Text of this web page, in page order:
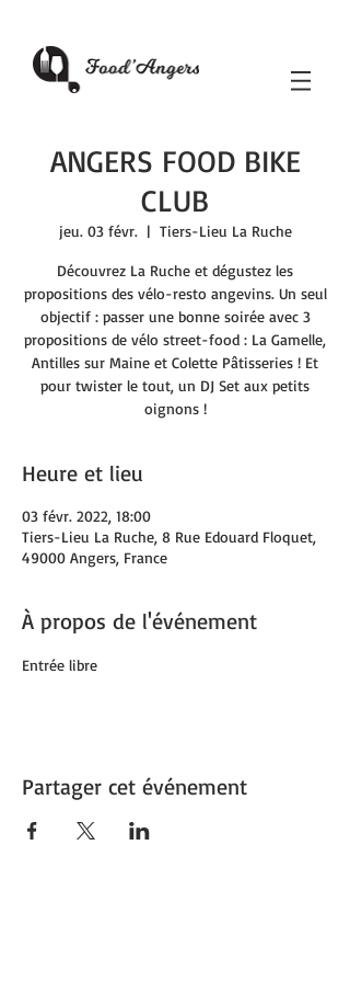
ANGERS FOOD BIKE
CLUB
jeu. 03 févr.
  |
Tiers-Lieu La Ruche
Découvrez La Ruche et dégustez les
propositions des vélo-resto angevins. Un seul
objectif : passer une bonne soirée avec 3
propositions de vélo street-food : La Gamelle,
Antilles sur Maine et Colette Pâtisseries ! Et
pour twister le tout, un DJ Set aux petits
oignons !
Heure et lieu
03 févr. 2022, 18:00
Tiers-Lieu La Ruche, 8 Rue Edouard Floquet,
49000 Angers, France
À propos de l'événement
Entrée libre
Partager cet événement